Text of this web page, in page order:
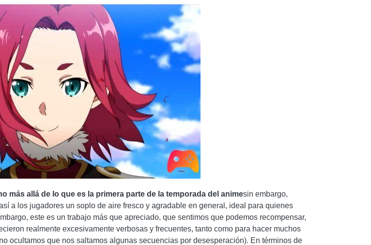
más allá de lo que es la primera parte de la temporada del animesin embargo,
a los jugadores un soplo de aire fresco y agradable en general, ideal para quienes
este es un trabajo más que apreciado, que sentimos que podemos recompensar,
realmente excesivamente verbosas y frecuentes, tanto como para hacer muchos
ocultamos que nos saltamos algunas secuencias por desesperación). En términos de